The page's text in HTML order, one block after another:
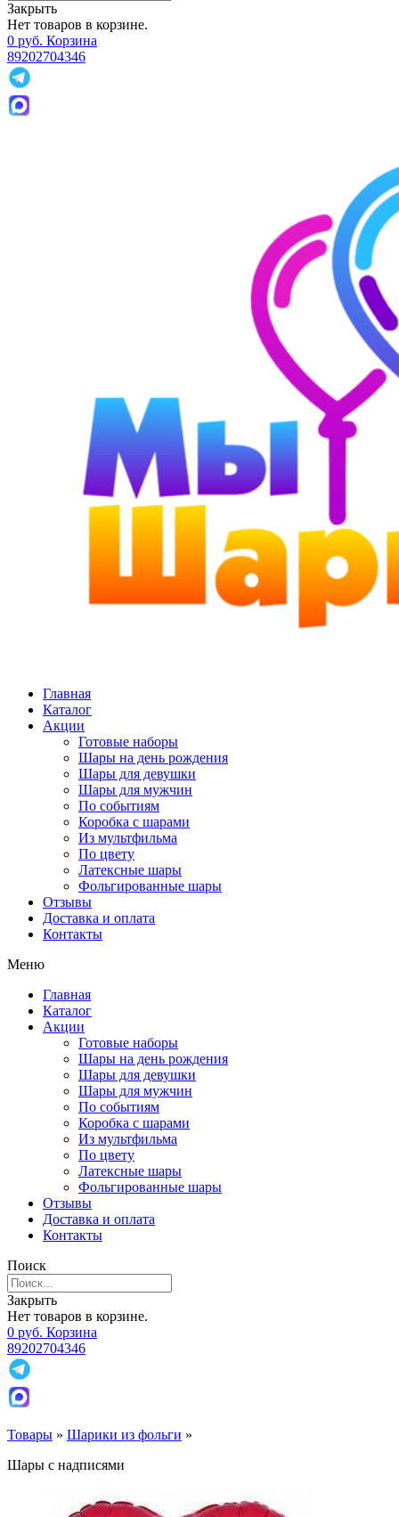
Закрыть
Нет товаров в корзине.
0 руб. Корзина
89202704346
Главная
Каталог
Акции
Готовые наборы
Шары на день рождения
Шары для девушки
Шары для мужчин
По событиям
Коробка с шарами
Из мультфильма
По цвету
Латексные шары
Фольгированные шары
Отзывы
Доставка и оплата
Контакты
Меню
Главная
Каталог
Акции
Готовые наборы
Шары на день рождения
Шары для девушки
Шары для мужчин
По событиям
Коробка с шарами
Из мультфильма
По цвету
Латексные шары
Фольгированные шары
Отзывы
Доставка и оплата
Контакты
Поиск
Закрыть
Нет товаров в корзине.
0 руб. Корзина
89202704346
Товары » Шарики из фольги »
Шары с надписями